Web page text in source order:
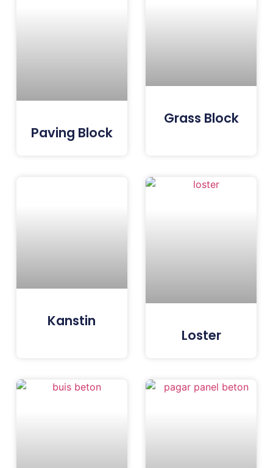
Paving Block
Grass Block
Kanstin
Loster